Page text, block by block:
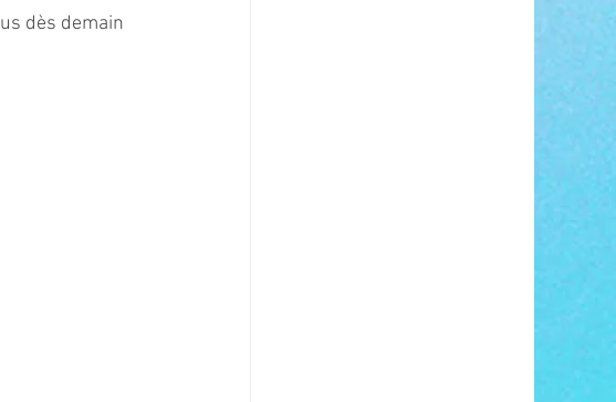
dès demain